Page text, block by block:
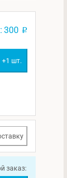
300 p
+1 шт.
заказ: